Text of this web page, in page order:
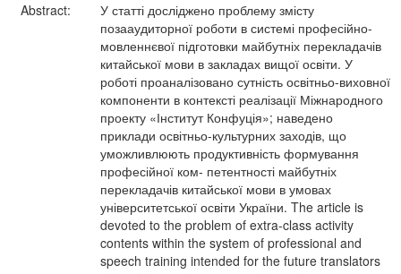
Abstract:
У статті досліджено проблему змісту
позааудиторної роботи в системі професійно-
мовленнєвої підготовки майбутніх перекладачів
китайської мови в закладах вищої освіти. У
роботі проаналізовано сутність освітньо-виховної
компоненти в контексті реалізації Міжнародного
проекту «Інститут Конфуція»; наведено
приклади освітньо-культурних заходів, що
уможливлюють продуктивність формування
професійної ком- петентності майбутніх
перекладачів китайської мови в умовах
університетської освіти України. The article is
devoted to the problem of extra-class activity
contents within the system of professional and
speech training intended for the future translators